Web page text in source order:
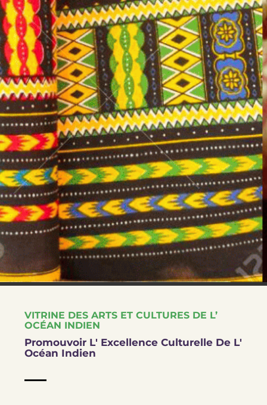
VITRINE DES ARTS ET CULTURES DE L’
OCÉAN INDIEN
Promouvoir L' Excellence Culturelle De L'
Océan Indien